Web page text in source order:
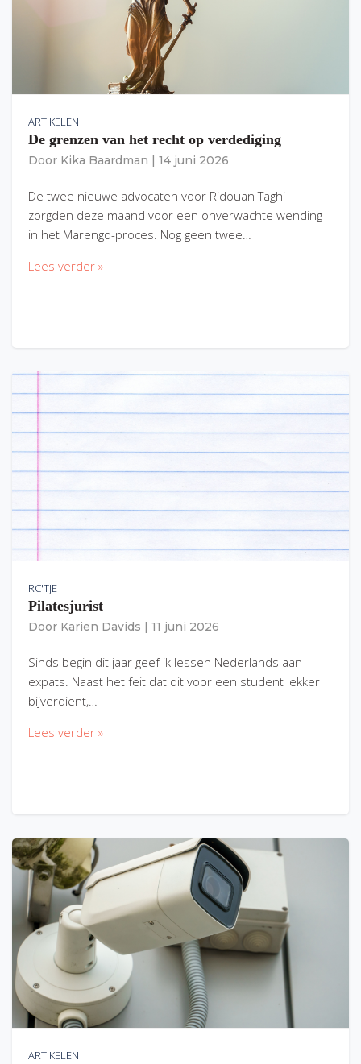
ARTIKELEN
De grenzen van het recht op verdediging
Door Kika Baardman 14 juni 2026
De twee nieuwe advocaten voor Ridouan Taghi
zorgden deze maand voor een onverwachte wending
in het Marengo-proces. Nog geen twee…
Lees verder »
RC'TJE
Pilatesjurist
Door Karien Davids 11 juni 2026
Sinds begin dit jaar geef ik lessen Nederlands aan
expats. Naast het feit dat dit voor een student lekker
bijverdient,…
Lees verder »
ARTIKELEN